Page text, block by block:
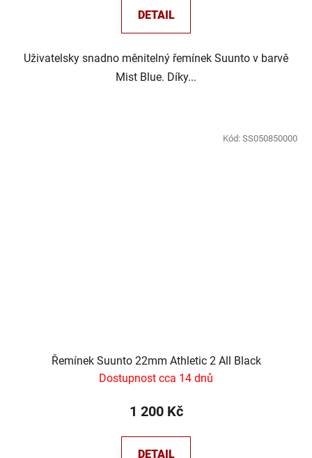
DETAIL
Uživatelsky snadno měnitelný řemínek Suunto v barvě
Mist Blue. Díky...
Řemínek Suunto 22mm Athletic 2 All Black
Dostupnost cca 14 dnů
1 200 Kč
DETAIL
Kód: SS050850000